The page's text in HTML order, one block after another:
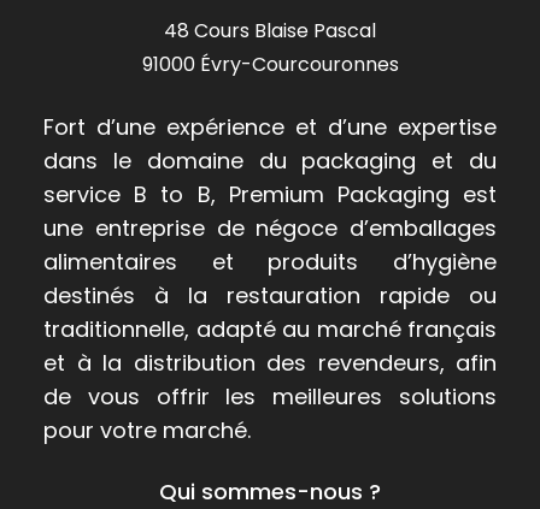
48 Cours Blaise Pascal
91000 Évry-Courcouronnes
Fort d’une expérience et d’une expertise
dans le domaine du packaging et du
service B to B, Premium Packaging est
une entreprise de négoce d’emballages
alimentaires et produits d’hygiène
destinés à la restauration rapide ou
traditionnelle, adapté au marché français
et à la distribution des revendeurs, afin
de vous offrir les meilleures solutions
pour votre marché.
Qui sommes-nous ?